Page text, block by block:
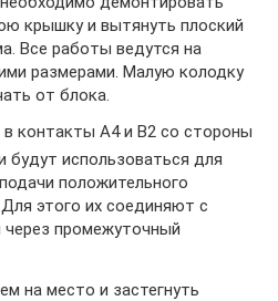
крышку и вытянуть плоский
Все работы ведутся на
размерами. Малую колодку
от блока.
контакты А4 и В2 со стороны
будут использоваться для
положительного
этого их соединяют с
промежуточный
на место и застегнуть